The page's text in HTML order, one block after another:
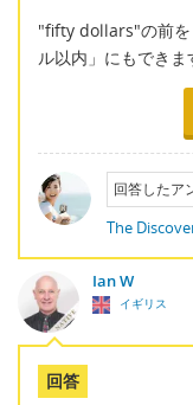
"fifty dollars"の前を
ル以内」にもできま
回答したア
The
Ian W
イギリス
回答